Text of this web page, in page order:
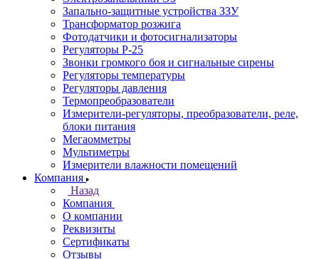
Запально-защитные устройства ЗЗУ
Трансформатор розжига
Фотодатчики и фотосигнализаторы
Регуляторы Р-25
Звонки громкого боя и сигнальные сирены
Регуляторы температуры
Регуляторы давления
Термопреобразователи
Измерители-регуляторы, преобразователи, реле,
блоки питания
Мегаомметры
Мультиметры
Измерители влажности помещений
Компания
Назад
Компания
О компании
Реквизиты
Сертификаты
Отзывы